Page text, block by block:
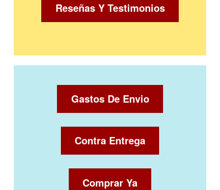
Reseñas Y Testimonios
Gastos De Envio
Contra Entrega
Comprar Ya